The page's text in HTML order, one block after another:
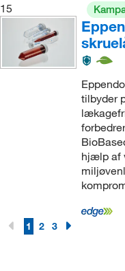
15
tilbyder
hjælp af
1 2 3